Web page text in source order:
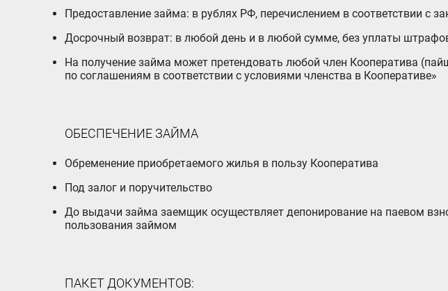
Предоставление займа: в рублях РФ, перечислением в соответствии с
Досрочный возврат: в любой день и в любой сумме, без уплаты
На получение займа может претендовать любой член Кооператива (пайщик), обязующийся исполнять нормативный документ Кооператива «Платежи
по соглашениям в соответствии с условиями членства в Кооперативе»
ОБЕСПЕЧЕНИЕ ЗАЙМА
Обременение приобретаемого жилья в пользу Кооператива
Под залог и поручительство
До выдачи займа заемщик осуществляет депонирование на паевом взносе заемщика в Кооперативе расчетной суммы процентов по займу за 2 месяца
пользования займом
ПАКЕТ ДОКУМЕНТОВ: